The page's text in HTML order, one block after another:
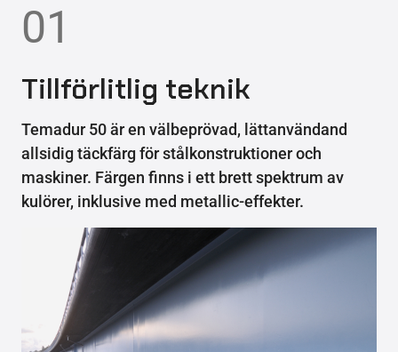
01
Tillförlitlig teknik
Temadur 50 är en välbeprövad, lättanvändand
allsidig täckfärg för stålkonstruktioner och
maskiner. Färgen finns i ett brett spektrum av
kulörer, inklusive med metallic-effekter.